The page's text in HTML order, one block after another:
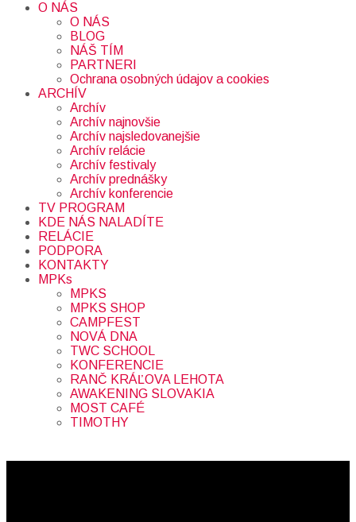
O NÁS
O NÁS
BLOG
NÁŠ TÍM
PARTNERI
Ochrana osobných údajov a cookies
ARCHÍV
Archív
Archív najnovšie
Archív najsledovanejšie
Archív relácie
Archív festivaly
Archív prednášky
Archív konferencie
TV PROGRAM
KDE NÁS NALADÍTE
RELÁCIE
PODPORA
KONTAKTY
MPKs
MPKS
MPKS SHOP
CAMPFEST
NOVÁ DNA
TWC SCHOOL
KONFERENCIE
RANČ KRÁĽOVA LEHOTA
AWAKENING SLOVAKIA
MOST CAFÉ
TIMOTHY